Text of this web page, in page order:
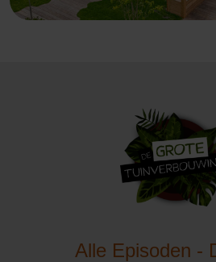
Alle Episoden -